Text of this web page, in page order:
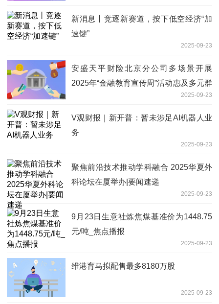
新消息丨竞逐新赛道，按下低空经济“加
速键”
2025-09-23
安盛天平财险北京分公司多场景开展
2025年“金融教育宣传周”活动惠及多元群
2025-09-23
V观财报｜新开普：暂未涉足AI机器人业
务
2025-09-23
聚焦前沿技术推动学科融合 2025华夏外
科论坛在厦举办|要闻速递
2025-09-23
9月23日生意社炼焦煤基准价为1448.75
元/吨_焦点播报
2025-09-23
维港育马拟配售最多8180万股
2025-09-23